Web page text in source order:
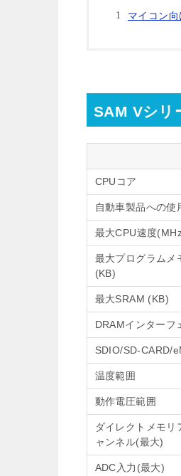
マイコン
SAM Vシリ
CPUコア
自動車製品への使
最大CPU速度
最大プログラムメ
(KB)
最大SRAM (KB)
DRAMインターフ
SDIO/SD-CARD/
温度範囲
動作電圧範囲
ダイレクトメモリ
ャンネル(最大)
ADC入力(最大)